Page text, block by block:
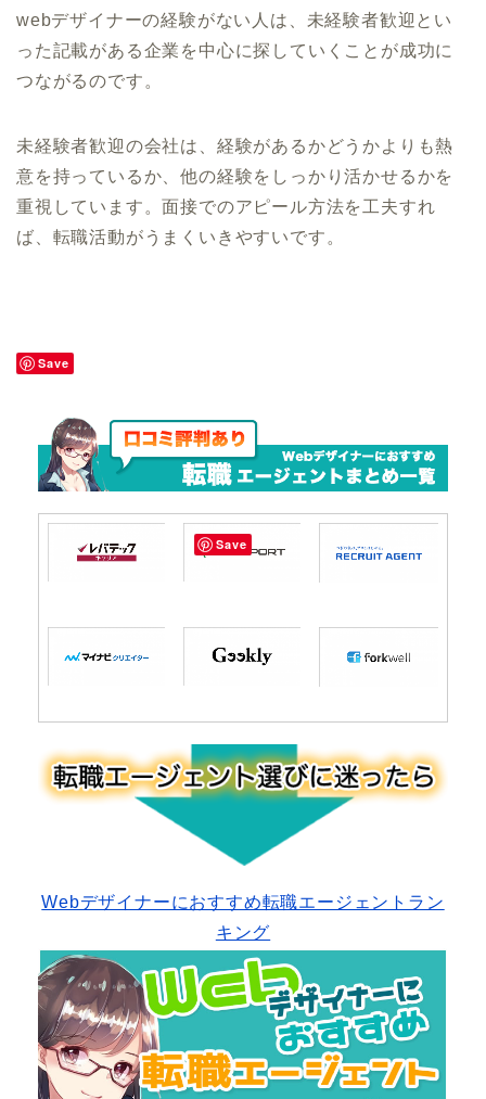
webデザイナーの経験がない人は、未経験者歓迎とい
った記載がある企業を中心に探していくことが成功に
つながるのです。
未経験者歓迎の会社は、経験があるかどうかよりも熱
意を持っているか、他の経験をしっかり活かせるかを
重視しています。面接でのアピール方法を工夫すれ
ば、転職活動がうまくいきやすいです。
Save
Webデザイナーにおすすめ転職エージェントラン
キング
Save